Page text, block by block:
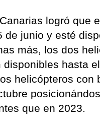
logró que
de junio y esté
más, los dos
hasta
helicópteros con
que en 2023.